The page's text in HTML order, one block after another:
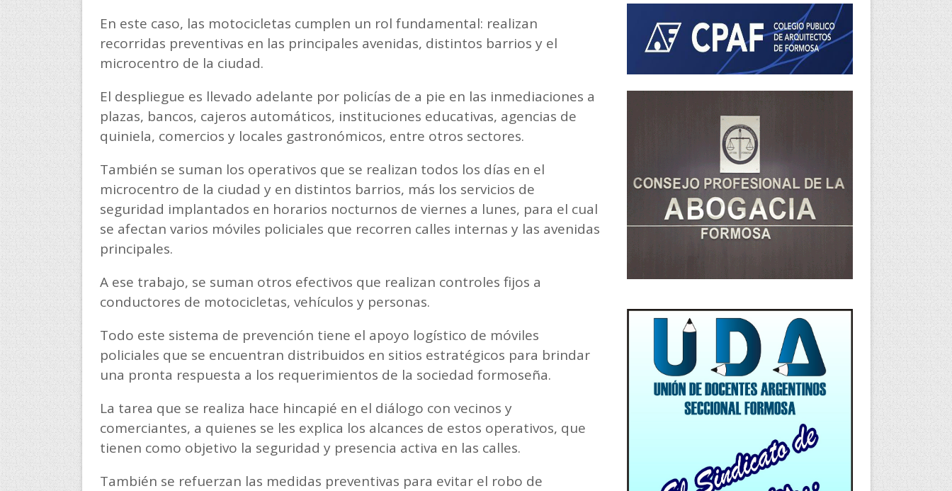
En este caso, las motocicletas cumplen un rol fundamental: realizan
recorridas preventivas en las principales avenidas, distintos barrios y el
microcentro de la ciudad.
El despliegue es llevado adelante por policías de a pie en las inmediaciones a
plazas, bancos, cajeros automáticos, instituciones educativas, agencias de
quiniela, comercios y locales gastronómicos, entre otros sectores.
También se suman los operativos que se realizan todos los días en el
microcentro de la ciudad y en distintos barrios, más los servicios de
seguridad implantados en horarios nocturnos de viernes a lunes, para el cual
se afectan varios móviles policiales que recorren calles internas y las avenidas
principales.
A ese trabajo, se suman otros efectivos que realizan controles fijos a
conductores de motocicletas, vehículos y personas.
Todo este sistema de prevención tiene el apoyo logístico de móviles
policiales que se encuentran distribuidos en sitios estratégicos para brindar
una pronta respuesta a los requerimientos de la sociedad formoseña.
La tarea que se realiza hace hincapié en el diálogo con vecinos y
comerciantes, a quienes se les explica los alcances de estos operativos, que
tienen como objetivo la seguridad y presencia activa en las calles.
También se refuerzan las medidas preventivas para evitar el robo de